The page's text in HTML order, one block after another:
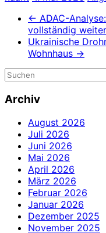
← ADAC-
vollständig
Ukrainische
Wohnhaus →
Archiv
August 2026
Juli 2026
Juni 2026
Mai 2026
April 2026
März 2026
Februar 2026
Januar 2026
Dezember 2025
November 2025